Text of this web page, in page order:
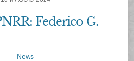
Federico G.
News